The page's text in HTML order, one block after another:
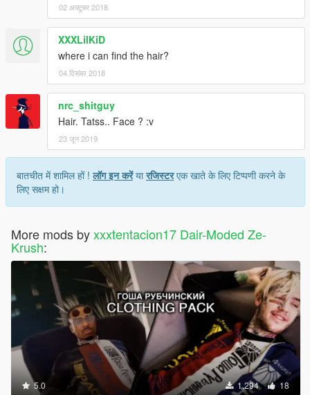
02 अक्टूबर 2018
XXXLilKiD
where i can find the hair?
04 दिसंबर 2018
nrc_shitguy
Hair. Tatss.. Face ? :v
23 जून 2019
बातचीत में शामिल हों !लॉग इन करेंयारजिस्टरएक खाते के लिए टिप्पणी करने के
लिए सक्षम हो।
More mods byxxxtentacion17 Dair-Moded Ze-
Krush:
5.0 1,294 18